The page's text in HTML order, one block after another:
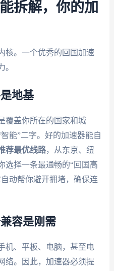
拆解，你的加
核。一个优秀的回国加速
地基
覆盖你所在的国家和城
能”二字。好的加速器能自
荐最优线路，从东京、纽
选择一条最通畅的“回国高
动帮你避开拥堵，确保连
容是刚需
机、平板、电脑，甚至电
络。因此，加速器必须提